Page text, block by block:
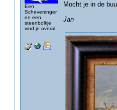
Een
Scheveninger
en een
steenbolkje
vind je overal
Mocht je in de
Jan